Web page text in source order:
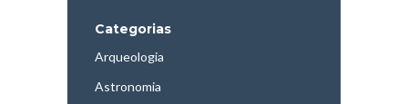
Categorias
Arqueologia
Astronomia